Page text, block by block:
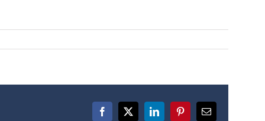
Facebook
X LinkedInPinterestEmail